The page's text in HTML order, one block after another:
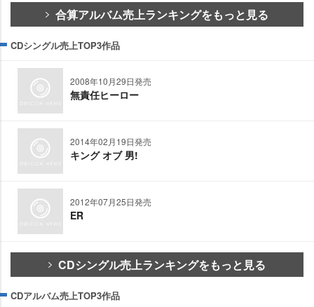
合算アルバム売上ランキングをもっと見る
CDシングル売上TOP3作品
2008年10月29日発売
無責任ヒーロー
2014年02月19日発売
キング オブ 男!
2012年07月25日発売
ER
CDシングル売上ランキングをもっと見る
CDアルバム売上TOP3作品